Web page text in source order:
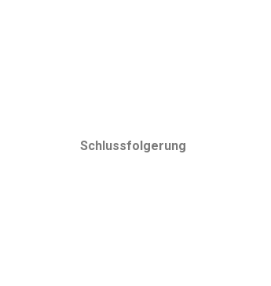
Schlussfolgerung